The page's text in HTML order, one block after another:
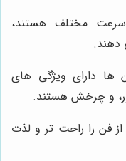
مختلف هستند،
دهند.
ها دارای ویژگی های
دور، و چرخش هستند.
از فن را راحت تر و لذت